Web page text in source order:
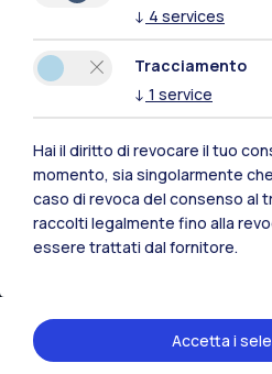
IT EN
Sedi
Milano Leonardo
Cremona
↓ 4 services
Tracciamento
↓ 1 service
Hai il diritto di revocare il tuo
momento, sia singolarmente
caso di revoca del consenso al
raccolti legalmente fino alla
essere trattati dal fornitore.
Accetta i